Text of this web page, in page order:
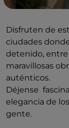
Disfruten de
ciudades
detenido, entre
maravillosas
auténticos.
Déjense
elegancia de
gente.